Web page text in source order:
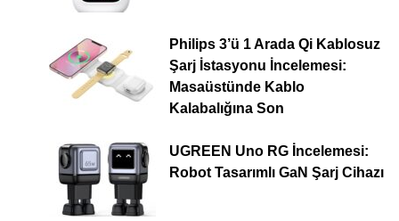
Philips 3’ü 1 Arada Qi Kablosuz
Şarj İstasyonu İncelemesi:
Masaüstünde Kablo
Kalabalığına Son
UGREEN Uno RG İncelemesi:
Robot Tasarımlı GaN Şarj Cihazı